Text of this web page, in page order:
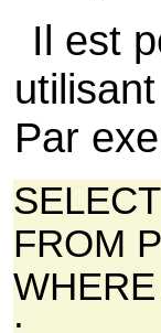
Il est
Par
FROM